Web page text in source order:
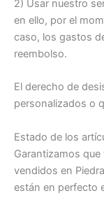
2) Usar nuestro
en ello, por el
caso, los gastos
reembolso.
El derecho de
personalizados o
Estado de los
Garantizamos
vendidos en
están en perfecto